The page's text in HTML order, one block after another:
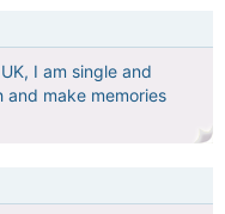
I am single and
and make memories